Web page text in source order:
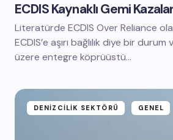
ECDIS Kaynaklı Gemi
Literatürde ECDIS Over Reliance
ECDIS’e aşırı bağlılık diye bir
üzere entegre köprüüstü…
DENIZCILIK SEKTÖRÜ GENEL